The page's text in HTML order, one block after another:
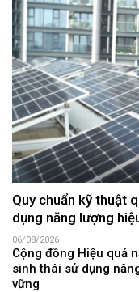
Quy chuẩn kỹ thuật
dụng năng lượng
06/08/2026
Cộng đồng Hiệu quả
sinh thái sử dụng
vững